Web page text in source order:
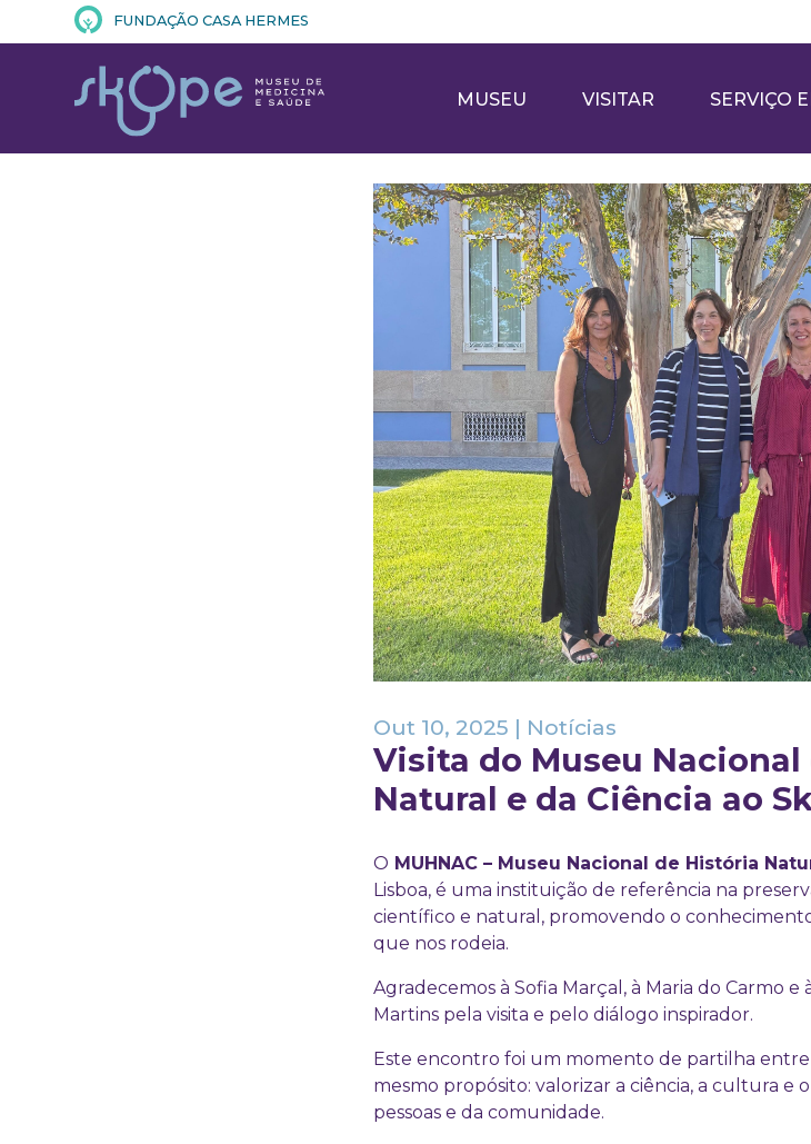
FUNDAÇÃO CASA HERMES
MUSEU VISITAR SERVIÇO
Visita do Museu
Natural e da Ciência ao
Out 10, 2025 | Notícias
O MUHNAC – Museu Nacional de História
Lisboa, é uma instituição de referência na
científico e natural, promovendo o
que nos rodeia.
Agradecemos à Sofia Marçal, à Maria do Carmo e
Martins pela visita e pelo diálogo inspirador.
Este encontro foi um momento de partilha
mesmo propósito: valorizar a ciência, a cultura e
pessoas e da comunidade.